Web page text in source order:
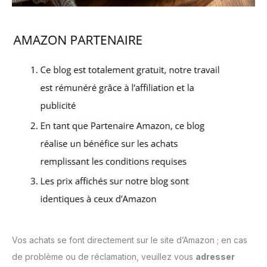
Vos achats se font directement sur le site d’Amazon ; en cas
de problème ou de réclamation, veuillez vous adresser